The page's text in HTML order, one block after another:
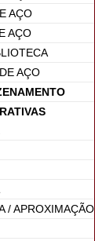
AÇO
AÇO
AÇO
/ APROXIMAÇÃO